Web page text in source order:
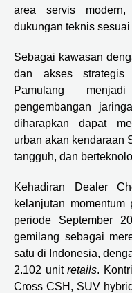
area servis
dukungan teknis
Sebagai kawasan
dan akses strategis
Pamulang
pengembangan
diharapkan dapat
urban akan kendaraan
tangguh, dan
Kehadiran Dealer
kelanjutan
periode September
gemilang sebagai
satu di Indonesia,
2.102 unitretails.
Cross CSH, SUV